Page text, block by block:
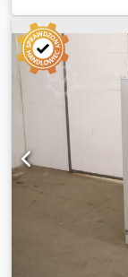
obciążeniowe,
Résistances S.A.
urządzenia: -
360 A -
zastosowań w
obciążenia
hamowania
elektrycznego.
Djdpfxezl Elae
bezpiecznie
jednej palecie,
urządzenia: 240
cm (wysokość).
świecie.